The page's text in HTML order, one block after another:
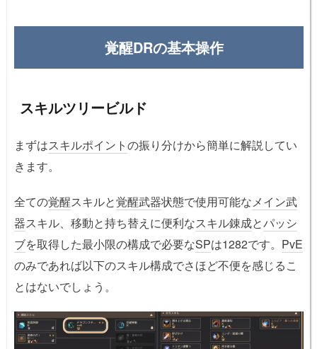
覚醒DRの基本操作
スキルツリービルド
まずはスキルポイントの振り分けから簡単に解説してい
きます。
全ての覚醒スキルと覚醒武器状態で使用可能なメイン武
器スキル、移動と持ち替えに便利なスキル錬成とパッシ
ブを取得した最小限の構成で必要なSPは1282です。 PvE
のみであれば以下のスキル構成でさほど不便を感じるこ
とはないでしょう。